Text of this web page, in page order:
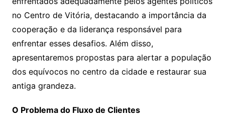
no Centro de Vitória, destacando a importância da
cooperação e da liderança responsável para
enfrentar esses desafios. Além disso,
apresentaremos propostas para alertar a população
dos equívocos no centro da cidade e restaurar sua
antiga grandeza.
O Problema do Fluxo de Clientes